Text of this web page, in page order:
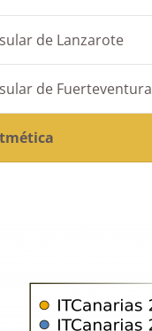
de Lanzarote
de Fuerteventura